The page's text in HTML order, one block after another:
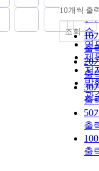
순
인
순
연
제
저
발
관
내
10개씩 출
10
출
20
출
30
출
50
출
출
조회